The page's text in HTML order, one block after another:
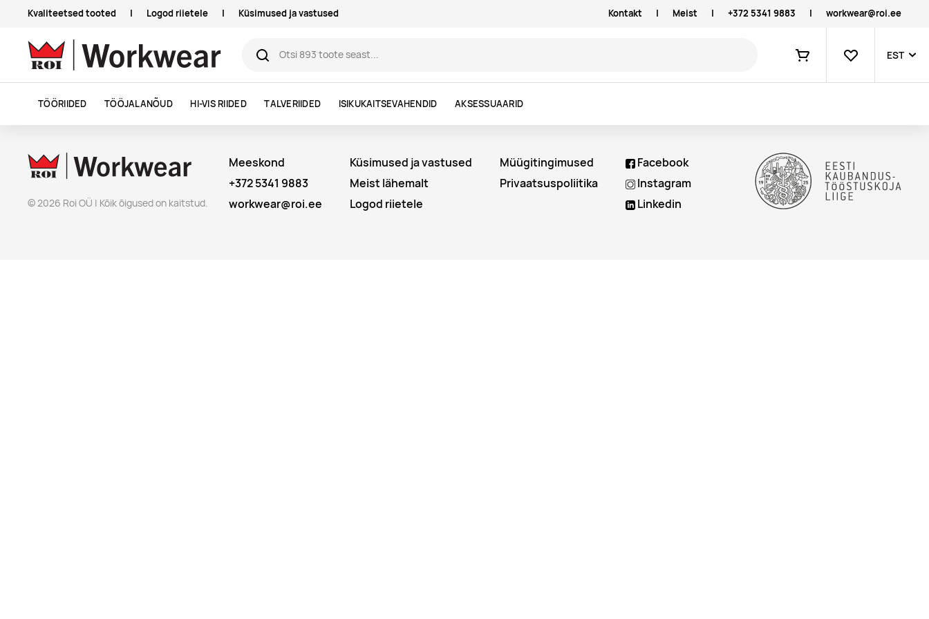
Kvaliteetsed tooted | Logod riietele | Küsimused ja vastused Kontakt | Meist | +372 5341 9883 | workwear@roi.ee
Ostukorv
Lemmikud
EST
TÖÖRIIDED TÖÖJALANÕUD HI-VIS RIIDED TALVERIIDED ISIKUKAITSEVAHENDID AKSESSUAARID
© 2026 Roi OÜ | Kõik õigused on kaitstud.
Meeskond
+372 5341 9883
workwear@roi.ee
Küsimused ja vastused
Meist lähemalt
Logod riietele
Müügitingimused
Privaatsuspoliitika
Facebook
Instagram
Linkedin